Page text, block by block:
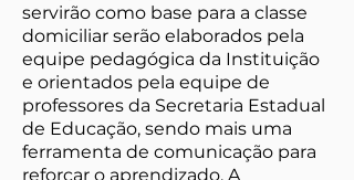
servirão como base para a classe
domiciliar serão elaborados pela
equipe pedagógica da Instituição
e orientados pela equipe de
professores da Secretaria Estadual
de Educação, sendo mais uma
ferramenta de comunicação para
reforçar o aprendizado. A